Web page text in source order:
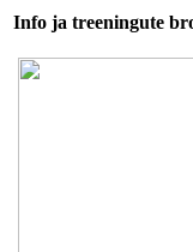
Info ja treeningute